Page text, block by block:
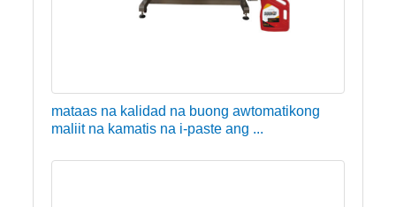
mataas na kalidad na buong awtomatikong
maliit na kamatis na i-paste ang ...